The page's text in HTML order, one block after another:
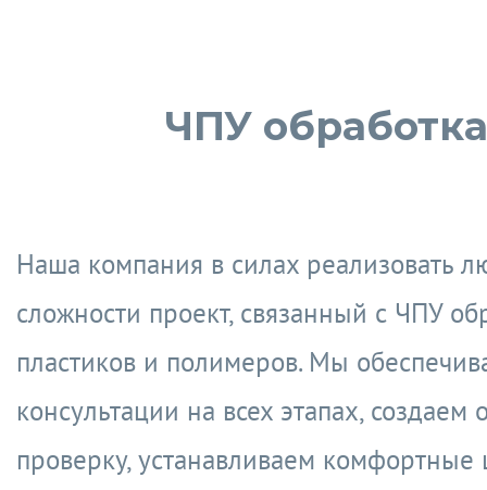
ЧПУ обработка
Наша компания в силах реализовать
сложности проект, связанный с ЧПУ
пластиков и полимеров. Мы
консультации на всех этапах, создаем
проверку, устанавливаем